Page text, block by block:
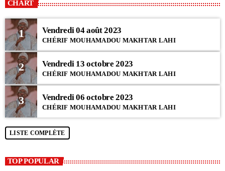
CHART
1 Vendredi 04 août 2023
CHÉRIF MOUHAMADOU MAKHTAR LAHI
2 Vendredi 13 octobre 2023
CHÉRIF MOUHAMADOU MAKHTAR LAHI
3 Vendredi 06 octobre 2023
CHÉRIF MOUHAMADOU MAKHTAR LAHI
LISTE COMPLÈTE
TOP POPULAR